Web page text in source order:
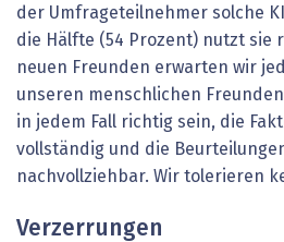
der Umfrageteilnehmer solche
die Hälfte (54 Prozent) nutzt sie
neuen Freunden erwarten wir
unseren menschlichen
in jedem Fall richtig sein, die
vollständig und die
nachvollziehbar. Wir tolerieren
Verzerrungen